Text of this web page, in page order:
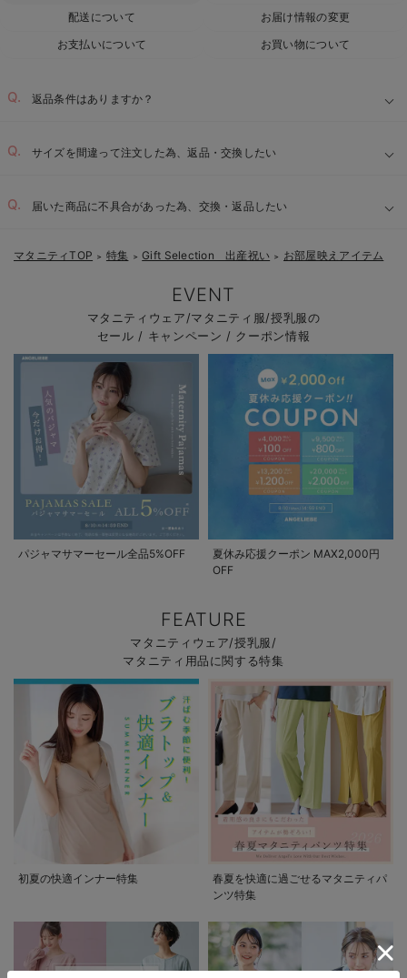
配送について
お届け情報の変更
お支払いについて
お買い物について
返品条件はありますか？
サイズを間違って注文した為、返品・交換したい
届いた商品に不具合があった為、交換・返品したい
マタニティTOP ＞ 特集 ＞ Gift Selection 出産祝い ＞ お部屋映えアイテム
EVENT
マタニティウェア/マタニティ服/授乳服の
セール / キャンペーン / クーポン情報
パジャマサマーセール全品5%OFF
夏休み応援クーポン MAX2,000円
OFF
FEATURE
マタニティウェア/授乳服/
マタニティ用品に関する特集
初夏の快適インナー特集
春夏を快適に過ごせるマタニティパ
ンツ特集